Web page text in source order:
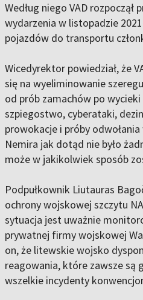
Według niego VAD
wydarzenia w listopadzie
pojazdów do transportu
Wicedyrektor powiedział, że
się na wyeliminowanie
od prób zamachów po
szpiegostwo, cyberataki,
prowokacje i próby odwołania
Nemira jak dotąd nie było
może w jakikolwiek sposób
Podpułkownik Liutauras
ochrony wojskowej szczytu
sytuacja jest uważnie
prywatnej firmy wojskowej
on, że litewskie wojsko
reagowania, które zawsze są
wszelkie incydenty